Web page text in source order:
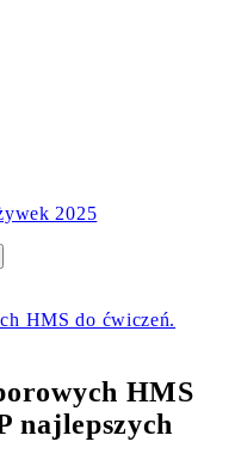
2025
HMS do ćwiczeń.
HMS
najlepszych